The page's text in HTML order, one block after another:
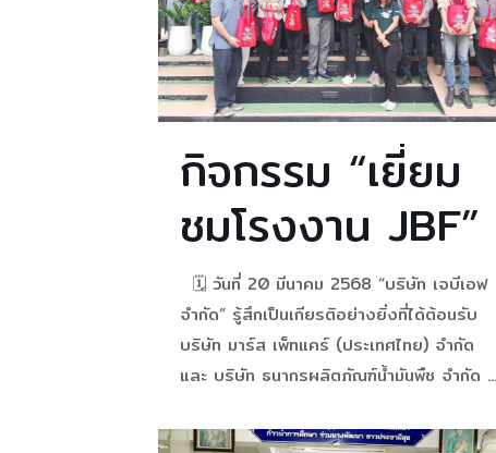
กิจกรรม “เยี่ยม
ชมโรงงาน JBF”
🗓️ วันที่ 20 มีนาคม 2568 “บริษัท เจบีเอฟ
จำกัด” รู้สึกเป็นเกียรติอย่างยิ่งที่ได้ต้อนรับ
บริษัท มาร์ส เพ็ทแคร์ (ประเทศไทย) จำกัด
และ บริษัท ธนากรผลิตภัณฑ์น้ำมันพืช จำกัด ✨
แลกเปลี่ยนความรู้กันในครั้งนี้ 🤝